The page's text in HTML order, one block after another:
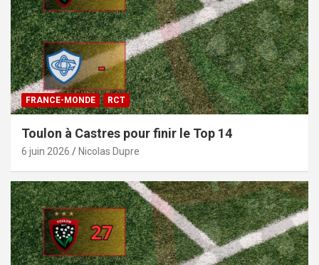
FRANCE-MONDE RCT
Toulon à Castres pour finir le Top 14
6 juin 2026 Nicolas Dupre